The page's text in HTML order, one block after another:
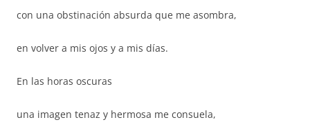
con una obstinación absurda que me asombra,
en volver a mis ojos y a mis días.
En las horas oscuras
una imagen tenaz y hermosa me consuela,